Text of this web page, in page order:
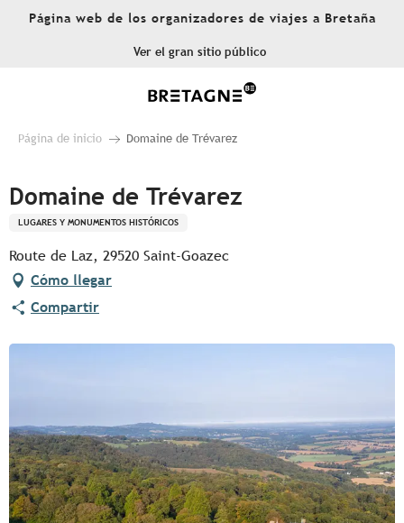
AllerPágina web de los organizadores de viajes a Bretaña
Ver el gran sitio público
Página de inicio Domaine de Trévarez
Domaine de Trévarez
LUGARES Y MONUMENTOS HISTÓRICOS
Route de Laz, 29520 Saint-Goazec
Cómo llegar
Compartir